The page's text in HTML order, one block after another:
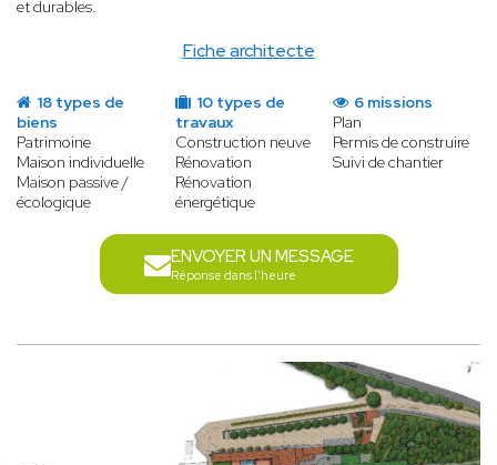
Fiche architecte
et durables.
18 types de
biens
Patrimoine
Maison individuelle
Maison passive /
écologique
10 types de
travaux
Construction neuve
Rénovation
Rénovation
énergétique
6 missions
Plan
Permis de construire
Suivi de chantier
ENVOYER UN MESSAGE
Réponse dans l'heure